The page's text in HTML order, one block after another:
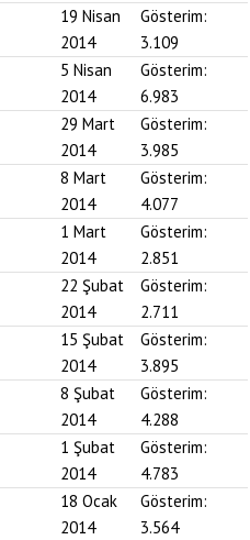
19 Nisan
2014
Gösterim:
3.109
5 Nisan
2014
Gösterim:
6.983
29 Mart
2014
Gösterim:
3.985
8 Mart
2014
Gösterim:
4.077
1 Mart
2014
Gösterim:
2.851
22 Şubat
2014
Gösterim:
2.711
15 Şubat
2014
Gösterim:
3.895
8 Şubat
2014
Gösterim:
4.288
1 Şubat
2014
Gösterim:
4.783
18 Ocak
2014
Gösterim:
3.564